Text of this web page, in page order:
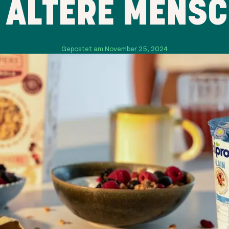
Gepostet am November 25, 2024